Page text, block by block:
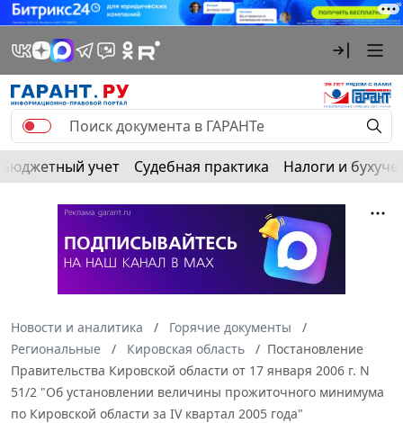
Бюджетный учет Судебная практика Налоги и
Новости и аналитика
Горячие документы
Региональные
Кировская область
Постановление
Правительства Кировской области от 17 января 2006 г. N
51/2 "Об установлении величины прожиточного минимума
по Кировской области за IV квартал 2005 года"